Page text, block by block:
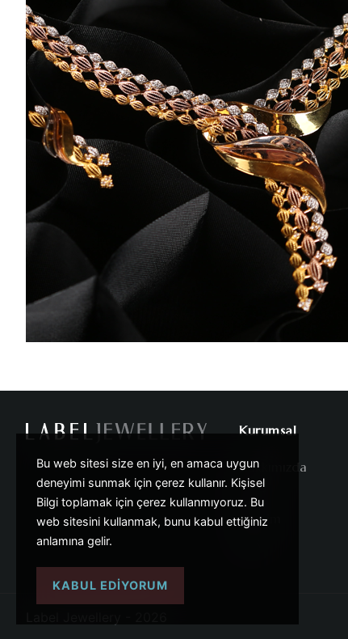
Bu web sitesi size en iyi, en amaca uygun
deneyimi sunmak için çerez kullanır. Kişisel
Bilgi toplamak için çerez kullanmıyoruz. Bu
web sitesini kullanmak, bunu kabul ettiğiniz
anlamına gelir.
KABUL EDIYORUM
Kurumsal
Hakkımızda
Fuar
İletişim